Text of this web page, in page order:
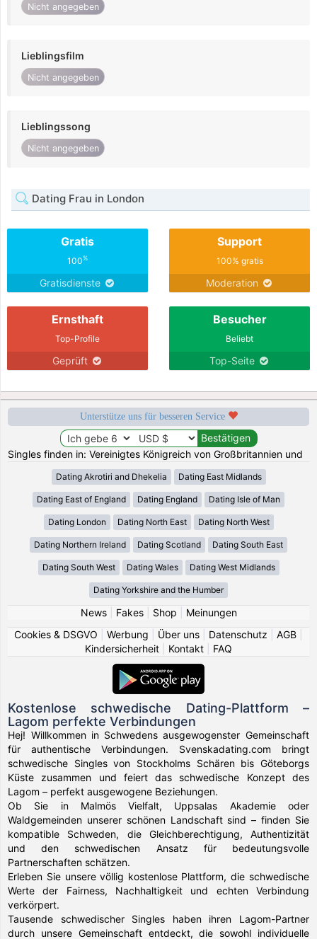
Nicht angegeben
Lieblingsfilm
Nicht angegeben
Lieblingssong
Nicht angegeben
Dating Frau in London
Gratis
100%
Gratisdienste
Support
100% gratis
Moderation
Ernsthaft
Top-Profile
Geprüft
Besucher
Beliebt
Top-Seite
Unterstütze uns für besseren Service
Singles finden in: Vereinigtes Königreich von Großbritannien und
Dating Akrotiri and Dhekelia Dating East Midlands
Dating East of England Dating England Dating Isle of Man
Dating London Dating North East Dating North West
Dating Northern Ireland Dating Scotland Dating South East
Dating South West Dating Wales Dating West Midlands
Dating Yorkshire and the Humber
News| Fakes| Shop
Meinungen
Cookies & DSGVO
Werbung Über uns Datenschutz AGB
Kindersicherheit
Kontakt FAQ
Kostenlose schwedische Dating-Plattform –
Lagom perfekte Verbindungen
Hej! Willkommen in Schwedens ausgewogenster Gemeinschaft
für authentische Verbindungen. Svenskadating.com bringt
schwedische Singles von Stockholms Schären bis Göteborgs
Küste zusammen und feiert das schwedische Konzept des
Lagom – perfekt ausgewogene Beziehungen.
Ob Sie in Malmös Vielfalt, Uppsalas Akademie oder
Waldgemeinden unserer schönen Landschaft sind – finden Sie
kompatible Schweden, die Gleichberechtigung, Authentizität
und den schwedischen Ansatz für bedeutungsvolle
Partnerschaften schätzen.
Erleben Sie unsere völlig kostenlose Plattform, die schwedische
Werte der Fairness, Nachhaltigkeit und echten Verbindung
verkörpert.
Tausende schwedischer Singles haben ihren Lagom-Partner
durch unsere Gemeinschaft entdeckt, die sowohl individuelle